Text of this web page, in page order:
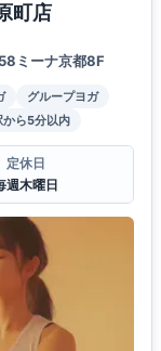
町店
ミーナ京都8F
グループヨガ
から5分以内
定休日
週木曜日